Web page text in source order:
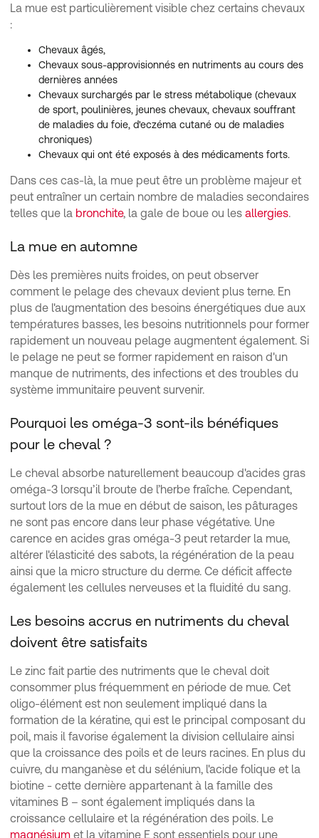
La mue est particulièrement visible chez certains chevaux
:
Chevaux âgés,
Chevaux sous-approvisionnés en nutriments au cours des
dernières années
Chevaux surchargés par le stress métabolique (chevaux
de sport, poulinières, jeunes chevaux, chevaux souffrant
de maladies du foie, d'eczéma cutané ou de maladies
chroniques)
Chevaux qui ont été exposés à des médicaments forts.
Dans ces cas-là, la mue peut être un problème majeur et
peut entraîner un certain nombre de maladies secondaires
telles que la bronchite, la gale de boue ou les allergies.
La mue en automne
Dès les premières nuits froides, on peut observer
comment le pelage des chevaux devient plus terne. En
plus de l'augmentation des besoins énergétiques due aux
températures basses, les besoins nutritionnels pour former
rapidement un nouveau pelage augmentent également. Si
le pelage ne peut se former rapidement en raison d'un
manque de nutriments, des infections et des troubles du
système immunitaire peuvent survenir.
Pourquoi les oméga-3 sont-ils bénéfiques
pour le cheval ?
Le cheval absorbe naturellement beaucoup d'acides gras
oméga-3 lorsqu’il broute de l’herbe fraîche. Cependant,
surtout lors de la mue en début de saison, les pâturages
ne sont pas encore dans leur phase végétative. Une
carence en acides gras oméga-3 peut retarder la mue,
altérer l'élasticité des sabots, la régénération de la peau
ainsi que la micro structure du derme. Ce déficit affecte
également les cellules nerveuses et la fluidité du sang.
Les besoins accrus en nutriments du cheval
doivent être satisfaits
Le zinc fait partie des nutriments que le cheval doit
consommer plus fréquemment en période de mue. Cet
oligo-élément est non seulement impliqué dans la
formation de la kératine, qui est le principal composant du
poil, mais il favorise également la division cellulaire ainsi
que la croissance des poils et de leurs racines. En plus du
cuivre, du manganèse et du sélénium, l'acide folique et la
biotine - cette dernière appartenant à la famille des
vitamines B – sont également impliqués dans la
croissance cellulaire et la régénération des poils. Le
magnésium et la vitamine E sont essentiels pour une